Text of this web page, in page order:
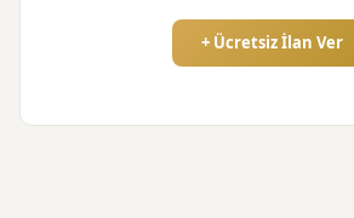
+ Ücretsiz İlan Ver